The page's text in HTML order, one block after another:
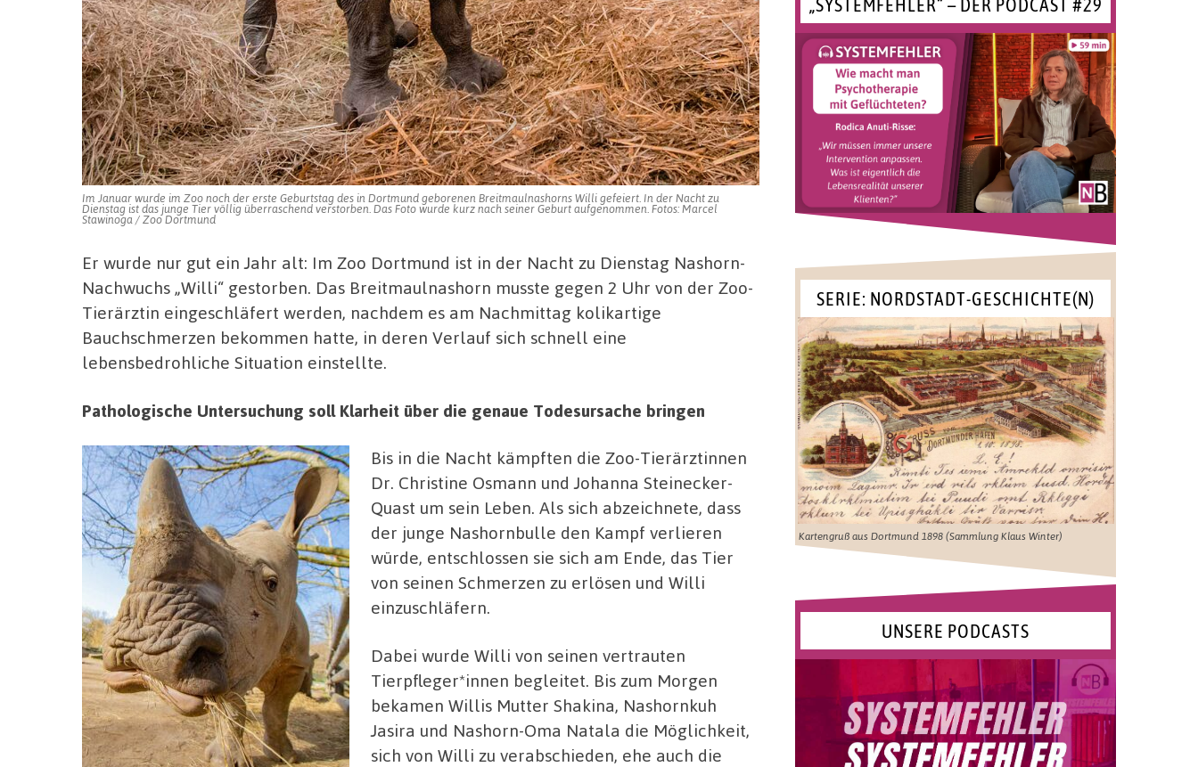
Im Januar wurde im Zoo noch der erste Geburtstag des in Dortmund geborenen Breitmaulnashorns Willi gefeiert. In der Nacht zu
Dienstag ist das junge Tier völlig überraschend verstorben. Das Foto wurde kurz nach seiner Geburt aufgenommen. Fotos: Marcel
Stawinoga / Zoo Dortmund
Er wurde nur gut ein Jahr alt: Im Zoo Dortmund ist in der Nacht zu Dienstag Nashorn-
Nachwuchs „Willi“ gestorben. Das Breitmaulnashorn musste gegen 2 Uhr von der Zoo-
Tierärztin eingeschläfert werden, nachdem es am Nachmittag kolikartige
Bauchschmerzen bekommen hatte, in deren Verlauf sich schnell eine
lebensbedrohliche Situation einstellte.
Pathologische Untersuchung soll Klarheit über die genaue Todesursache bringen
Bis in die Nacht kämpften die Zoo-Tierärztinnen
Dr. Christine Osmann und Johanna Steinecker-
Quast um sein Leben. Als sich abzeichnete, dass
der junge Nashornbulle den Kampf verlieren
würde, entschlossen sie sich am Ende, das Tier
von seinen Schmerzen zu erlösen und Willi
einzuschläfern.
Dabei wurde Willi von seinen vertrauten
Tierpfleger*innen begleitet. Bis zum Morgen
bekamen Willis Mutter Shakina, Nashornkuh
Jasira und Nashorn-Oma Natala die Möglichkeit,
sich von Willi zu verabschieden, ehe auch die
„SYSTEMFEHLER“ – DER PODCAST #29
SERIE: NORDSTADT-GESCHICHTE(N)
Kartengruß aus Dortmund 1898 (Sammlung Klaus Winter)
UNSERE PODCASTS